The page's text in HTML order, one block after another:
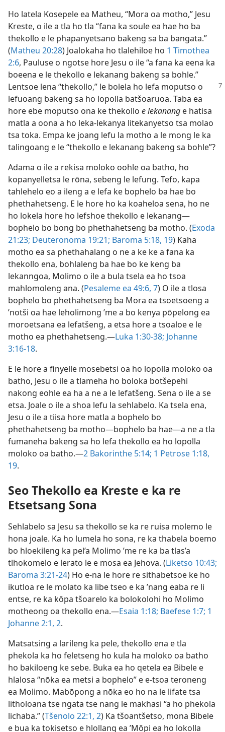
Ho latela Kosepele ea Matheu, “Mora oa motho,” Jesu
Kreste, o ile a tla ho tla “fana ka soule ea hae ho ba
thekollo e le phapanyetsano bakeng sa ba bangata.”
(Matheu 20:28) Joalokaha ho tlalehiloe ho 1 Timothea
2:6, Pauluse o ngotse hore Jesu o ile “a fana ka eena ka
boeena e le thekollo e lekanang bakeng sa bohle.”
Lentsoe lena “thekollo,” le bolela ho lefa moputso o
lefuoang bakeng sa ho lopolla batšoaruoa. Taba ea
hore ebe moputso ona ke thekollo e lekanang e hatisa
matla a oona a ho leka-lekanya litekanyetso tsa molao
tsa toka. Empa ke joang lefu la motho a le mong le ka
talingoang e le “thekollo e lekanang bakeng sa bohle”?
Adama o ile a rekisa moloko oohle oa batho, ho
kopanyelletsa le rōna, sebeng le lefung. Tefo, kapa
tahlehelo eo a ileng a e lefa ke bophelo ba hae bo
phethahetseng. E le hore ho ka koaheloa sena, ho ne
ho lokela hore ho lefshoe thekollo e lekanang—
bophelo bo bong bo phethahetseng ba motho. (Exoda
21:23; Deuteronoma 19:21; Baroma 5:18, 19) Kaha
motho ea sa phethahalang o ne a ke ke a fana ka
thekollo ena, bohlaleng ba hae bo ke keng ba
lekanngoa, Molimo o ile a bula tsela ea ho tsoa
mahlomoleng ana. (Pesaleme ea 49:6, 7) O ile a tlosa
bophelo bo phethahetseng ba Mora ea tsoetsoeng a
’notši oa hae leholimong ’me a bo kenya pōpelong ea
moroetsana ea lefatšeng, a etsa hore a tsoaloe e le
motho ea phethahetseng.—Luka 1:30-38; Johanne
3:16-18.
E le hore a finyelle mosebetsi oa ho lopolla moloko oa
batho, Jesu o ile a tlameha ho boloka botšepehi
nakong eohle ea ha a ne a le lefatšeng. Sena o ile a se
etsa. Joale o ile a shoa lefu la sehlabelo. Ka tsela ena,
Jesu o ile a tiisa hore matla a bophelo bo
phethahetseng ba motho—bophelo ba hae—a ne a tla
fumaneha bakeng sa ho lefa thekollo ea ho lopolla
moloko oa batho.—2 Bakorinthe 5:14; 1 Petrose 1:18,
19.
Seo Thekollo ea Kreste e ka re
Etsetsang Sona
Sehlabelo sa Jesu sa thekollo se ka re ruisa molemo le
hona joale. Ka ho lumela ho sona, re ka thabela boemo
bo hloekileng ka pel’a Molimo ’me re ka ba tlas’a
tlhokomelo e lerato le e mosa ea Jehova. (Liketso 10:43;
Baroma 3:21-24) Ho e-na le hore re sithabetsoe ke ho
ikutloa re le molato ka libe tseo e ka ’nang eaba re li
entse, re ka kōpa tšoarelo ka bolokolohi ho Molimo
motheong oa thekollo ena.—Esaia 1:18; Baefese 1:7; 1
Johanne 2:1, 2.
Matsatsing a larileng ka pele, thekollo ena e tla
phekola ka ho feletseng ho kula ha moloko oa batho
ho bakiloeng ke sebe. Buka ea ho qetela ea Bibele e
hlalosa “nōka ea metsi a bophelo” e e-tsoa teroneng
ea Molimo. Mabōpong a nōka eo ho na le lifate tsa
litholoana tse ngata tse nang le makhasi “a ho phekola
lichaba.” (Tšenolo 22:1, 2) Ka tšoantšetso, mona Bibele
e bua ka tokisetso e hlollang ea ’Mōpi ea ho lokolla